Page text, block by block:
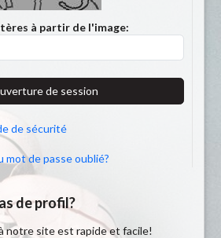
à partir de l'image:
de session
de sécurité
de passe oublié?
de profil?
notre site est rapide et facile!